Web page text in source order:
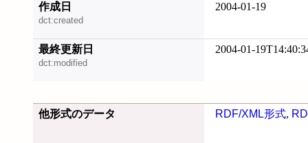
作成日
dct:created
2004-01-19
最終更新日
dct:modified
2004-01-
他形式のデータ RDF/XML形式,